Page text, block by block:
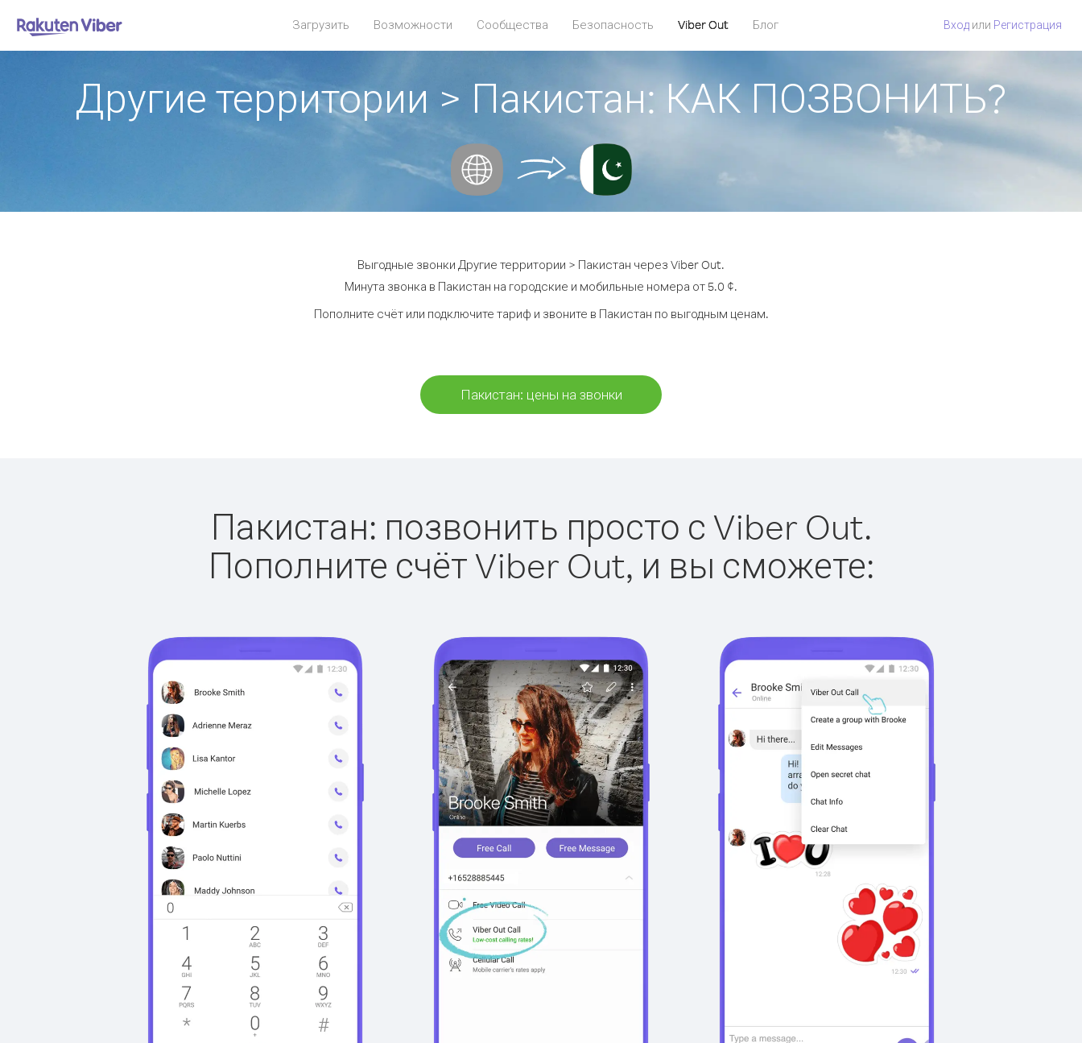
Загрузить Возможности Сообщества Безопасность Viber Out Блог Вход или Регистрация
Другие территории > Пакистан: КАК ПОЗВОНИТЬ?
Выгодные звонки Другие территории > Пакистан через Viber Out.
Минута звонка в Пакистан на городские и мобильные номера от 5.0 ¢.
Пополните счёт или подключите тариф и звоните в Пакистан по выгодным ценам.
Пакистан: цены на звонки
Пакистан: позвонить просто с Viber Out.
Пополните счёт Viber Out, и вы сможете: